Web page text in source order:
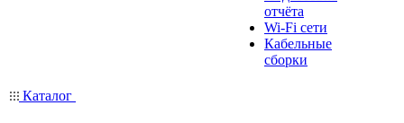
отчёта
Wi-Fi сети
Кабельные
сборки
Каталог